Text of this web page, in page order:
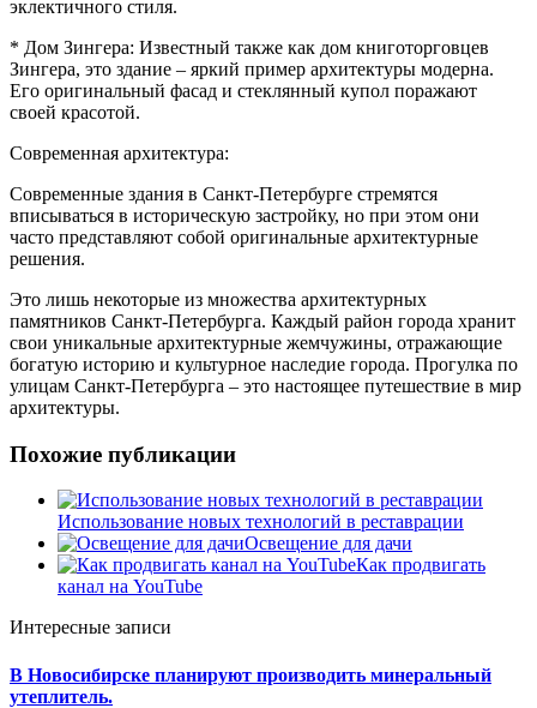
эклектичного стиля.
* Дом Зингера: Известный также как дом книготорговцев
Зингера, это здание – яркий пример архитектуры модерна.
Его оригинальный фасад и стеклянный купол поражают
своей красотой.
Современная архитектура:
Современные здания в Санкт-Петербурге стремятся
вписываться в историческую застройку, но при этом они
часто представляют собой оригинальные архитектурные
решения.
Это лишь некоторые из множества архитектурных
памятников Санкт-Петербурга. Каждый район города хранит
свои уникальные архитектурные жемчужины, отражающие
богатую историю и культурное наследие города. Прогулка по
улицам Санкт-Петербурга – это настоящее путешествие в мир
архитектуры.
Похожие публикации
Использование новых технологий в реставрации
Освещение для дачи
Как продвигать
канал на YouTube
Интересные записи
В Новосибирске планируют производить минеральный
утеплитель.